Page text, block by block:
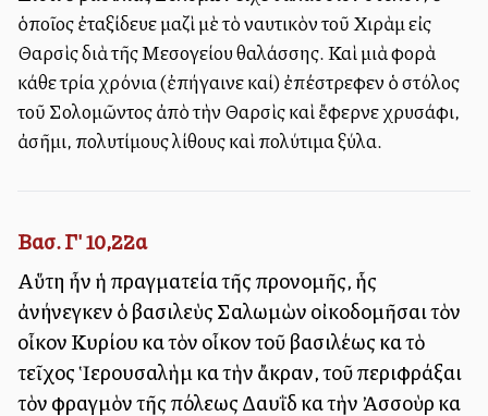
ὁποῖος ἐταξίδευε μαζὶ μὲ τὸ ναυτικὸν τοῦ Χιρὰμ εἰς
Θαρσὶς διὰ τῆς Μεσογείου θαλάσσης. Καὶ μιὰ φορὰ
κάθε τρία χρόνια (ἐπήγαινε καί) ἐπέστρεφεν ὁ στόλος
τοῦ Σολομῶντος ἀπὸ τὴν Θαρσὶς καὶ ἔφερνε χρυσάφι,
ἀσῆμι, πολυτίμους λίθους καὶ πολύτιμα ξύλα.
Βασ. Γ' 10,22α
Αὕτη ἦν ἡ πραγματεία τῆς προνομῆς, ἧς
ἀνήνεγκεν ὁ βασιλεὺς Σαλωμὼν οἰκοδομῆσαι τὸν
οἶκον Κυρίου καὶ τὸν οἶκον τοῦ βασιλέως καὶ τὸ
τεῖχος Ἱερουσαλὴμ καὶ τὴν ἄκραν, τοῦ περιφράξαι
τὸν φραγμὸν τῆς πόλεως Δαυῒδ καὶ τὴν Ἀσσοὺρ καὶ